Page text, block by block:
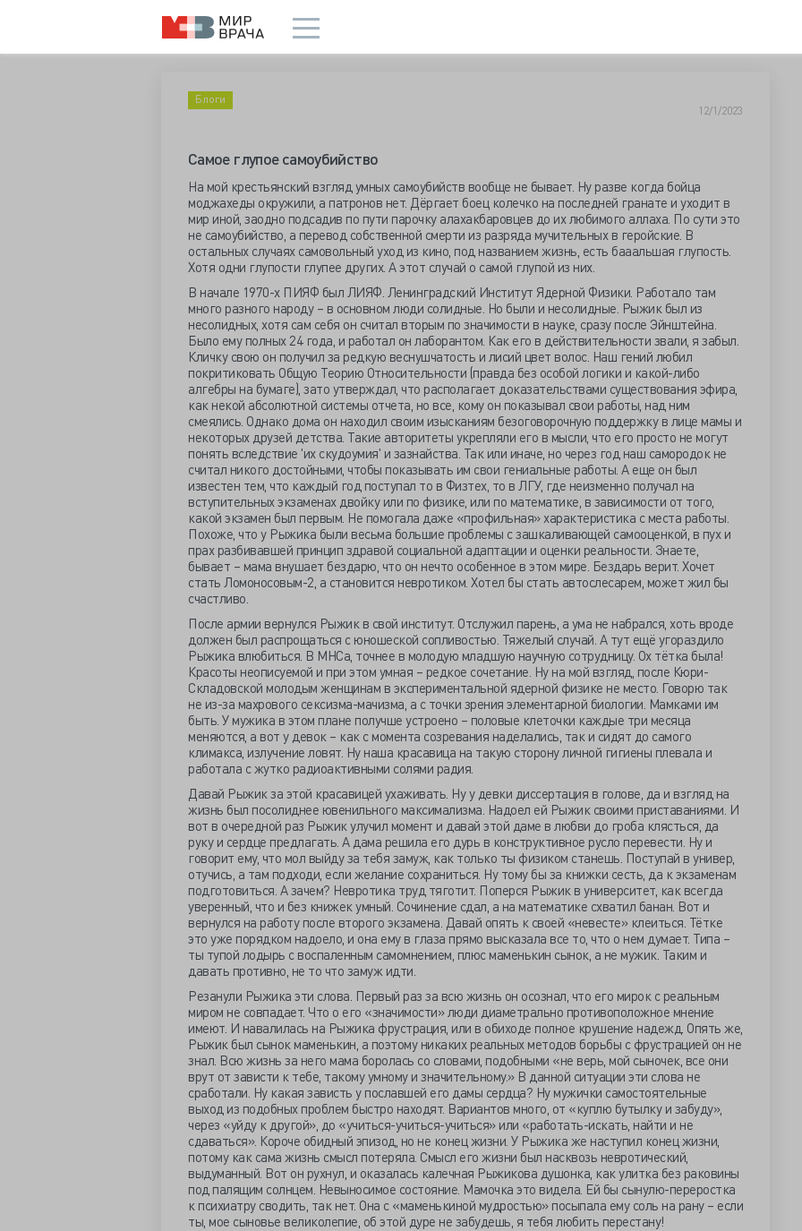
Блоги
12/1/2023
Самое глупое самоубийство
На мой крестьянский взгляд умных самоубийств вообще не бывает. Ну разве когда бойца
моджахеды окружили, а патронов нет. Дёргает боец колечко на последней гранате и уходит в
мир иной, заодно подсадив по пути парочку алахакбаровцев до их любимого аллаха. По сути это
не самоубийство, а перевод собственной смерти из разряда мучительных в геройские. В
остальных случаях самовольный уход из кино, под названием жизнь, есть бааальшая глупость.
Хотя одни глупости глупее других. А этот случай о самой глупой из них.
В начале 1970-х ПИЯФ был ЛИЯФ. Ленинградский Институт Ядерной Физики. Работало там
много разного народу – в основном люди солидные. Но были и несолидные. Рыжик был из
несолидных, хотя сам себя он считал вторым по значимости в науке, сразу после Эйнштейна.
Было ему полных 24 года, и работал он лаборантом. Как его в действительности звали, я забыл.
Кличку свою он получил за редкую веснушчатость и лисий цвет волос. Наш гений любил
покритиковать Общую Теорию Относительности (правда без особой логики и какой-либо
алгебры на бумаге), зато утверждал, что располагает доказательствами существования эфира,
как некой абсолютной системы отчета, но все, кому он показывал свои работы, над ним
смеялись. Однако дома он находил своим изысканиям безоговорочную поддержку в лице мамы и
некоторых друзей детства. Такие авторитеты укрепляли его в мысли, что его просто не могут
понять вследствие 'их скудоумия' и зазнайства. Так или иначе, но через год наш самородок не
считал никого достойными, чтобы показывать им свои гениальные работы. А еще он был
известен тем, что каждый год поступал то в Физтех, то в ЛГУ, где неизменно получал на
вступительных экзаменах двойку или по физике, или по математике, в зависимости от того,
какой экзамен был первым. Не помогала даже «профильная» характеристика с места работы.
Похоже, что у Рыжика были весьма большие проблемы с зашкаливающей самооценкой, в пух и
прах разбивавшей принцип здравой социальной адаптации и оценки реальности. Знаете,
бывает – мама внушает бездарю, что он нечто особенное в этом мире. Бездарь верит. Хочет
стать Ломоносовым-2, а становится невротиком. Хотел бы стать автослесарем, может жил бы
счастливо.
После армии вернулся Рыжик в свой институт. Отслужил парень, а ума не набрался, хоть вроде
должен был распрощаться с юношеской сопливостью. Тяжелый случай. А тут ещё угораздило
Рыжика влюбиться. В МНСа, точнее в молодую младшую научную сотрудницу. Ох тётка была!
Красоты неописуемой и при этом умная – редкое сочетание. Ну на мой взгляд, после Кюри-
Складовской молодым женщинам в экспериментальной ядерной физике не место. Говорю так
не из-за махрового сексизма-мачизма, а с точки зрения элементарной биологии. Мамками им
быть. У мужика в этом плане получше устроено – половые клеточки каждые три месяца
меняются, а вот у девок – как с момента созревания наделались, так и сидят до самого
климакса, излучение ловят. Ну наша красавица на такую сторону личной гигиены плевала и
работала с жутко радиоактивными солями радия.
Давай Рыжик за этой красавицей ухаживать. Ну у девки диссертация в голове, да и взгляд на
жизнь был посолиднее ювенильного максимализма. Надоел ей Рыжик своими приставаниями. И
вот в очередной раз Рыжик улучил момент и давай этой даме в любви до гроба клясться, да
руку и сердце предлагать. А дама решила его дурь в конструктивное русло перевести. Ну и
говорит ему, что мол выйду за тебя замуж, как только ты физиком станешь. Поступай в универ,
отучись, а там подходи, если желание сохраниться. Ну тому бы за книжки сесть, да к экзаменам
подготовиться. А зачем? Невротика труд тяготит. Поперся Рыжик в университет, как всегда
уверенный, что и без книжек умный. Сочинение сдал, а на математике схватил банан. Вот и
вернулся на работу после второго экзамена. Давай опять к своей «невесте» клеиться. Тётке
это уже порядком надоело, и она ему в глаза прямо высказала все то, что о нем думает. Типа –
ты тупой лодырь с воспаленным самомнением, плюс маменькин сынок, а не мужик. Таким и
давать противно, не то что замуж идти.
Резанули Рыжика эти слова. Первый раз за всю жизнь он осознал, что его мирок с реальным
миром не совпадает. Что о его «значимости» люди диаметрально противоположное мнение
имеют. И навалилась на Рыжика фрустрация, или в обиходе полное крушение надежд. Опять же,
Рыжик был сынок маменькин, а поэтому никаких реальных методов борьбы с фрустрацией он не
знал. Всю жизнь за него мама боролась со словами, подобными «не верь, мой сыночек, все они
врут от зависти к тебе, такому умному и значительному.» В данной ситуации эти слова не
сработали. Ну какая зависть у пославшей его дамы сердца? Ну мужички самостоятельные
выход из подобных проблем быстро находят. Вариантов много, от «куплю бутылку и забуду»,
через «уйду к другой», до «учиться-учиться-учиться» или «работать-искать, найти и не
сдаваться». Короче обидный эпизод, но не конец жизни. У Рыжика же наступил конец жизни,
потому как сама жизнь смысл потеряла. Смысл его жизни был насквозь невротический,
выдуманный. Вот он рухнул, и оказалась калечная Рыжикова душонка, как улитка без раковины
под палящим солнцем. Невыносимое состояние. Мамочка это видела. Ей бы сынулю-переростка
к психиатру сводить, так нет. Она с «маменькиной мудростью» посыпала ему соль на рану – если
ты, мое сыновье великолепие, об этой дуре не забудешь, я тебя любить перестану!